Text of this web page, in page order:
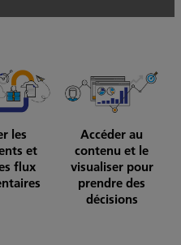
les
et
flux
Accéder au
contenu et le
visualiser pour
prendre des
décisions